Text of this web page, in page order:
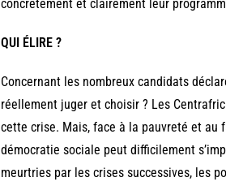
concrètement et clairement leur
QUI ÉLIRE ?
Concernant les nombreux candidats
réellement juger et choisir ? Les
cette crise. Mais, face à la pauvreté et au
démocratie sociale peut difficilement
meurtries par les crises successives, les